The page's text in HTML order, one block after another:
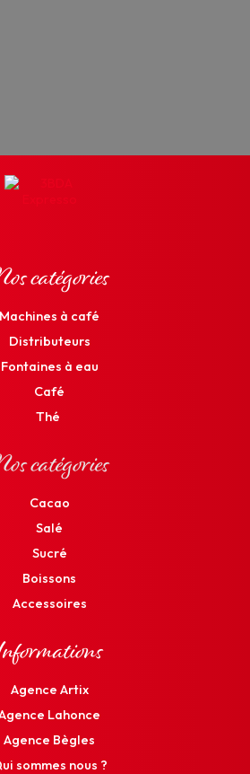
catégories
Machines à café
Distributeurs
Fontaines à eau
Café
Thé
catégories
Cacao
Salé
Sucré
Boissons
Accessoires
Agence Artix
Lahonce
Agence Bègles
sommes nous ?